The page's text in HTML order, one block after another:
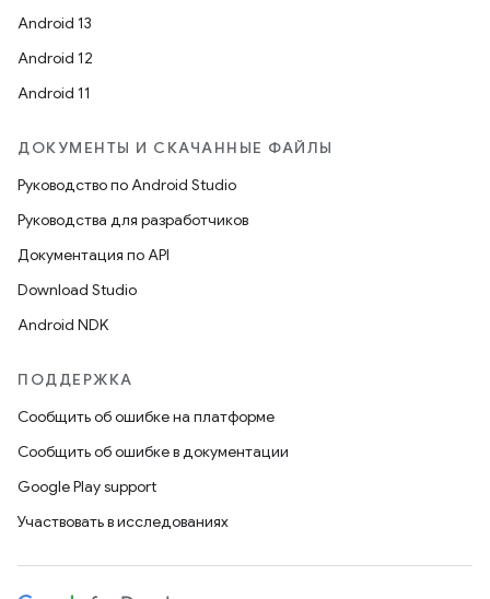
Android 13
Android 12
Android 11
ДОКУМЕНТЫ И СКАЧАННЫЕ ФАЙЛЫ
Руководство по Android Studio
Руководства для разработчиков
Документация по API
Download Studio
Android NDK
ПОДДЕРЖКА
Сообщить об ошибке на платформе
Сообщить об ошибке в документации
Google Play support
Участвовать в исследованиях